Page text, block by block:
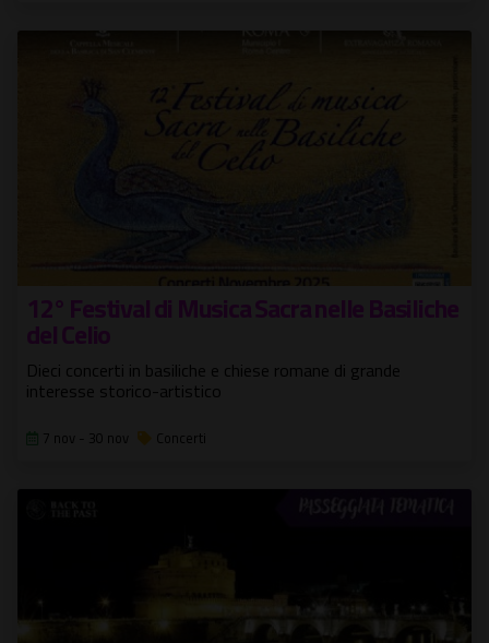
12° Festival di Musica Sacra nelle Basiliche
del Celio
Dieci concerti in basiliche e chiese romane di grande
interesse storico-artistico
7 nov - 30 nov Concerti